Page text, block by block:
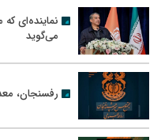
نماینده‌ای
می‌گوید
رفسنجان،